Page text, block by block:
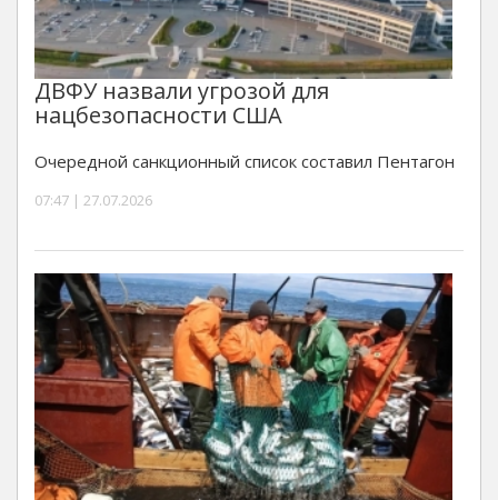
ДВФУ назвали угрозой для
нацбезопасности США
Очередной санкционный список составил Пентагон
07:47 | 27.07.2026